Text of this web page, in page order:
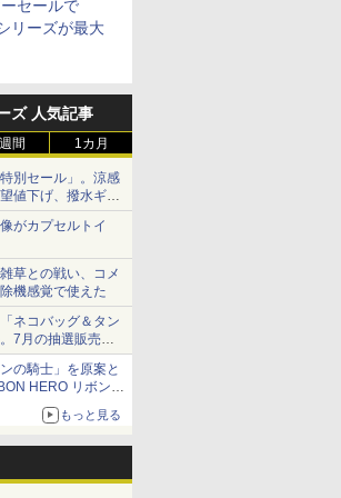
セールで
リーズが最大
ズ 人気記事
間 1カ月
別セール」。涼感
値下げ、撥水ギア
がカプセルトイ
草との戦い、コメ
機感覚で使えた
ネコバッグ＆タン
7月の抽選販売の
の騎士」を原案と
HERO リボンヒ
もっと見る